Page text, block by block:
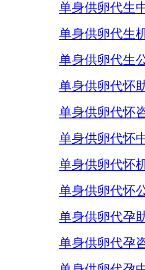
单身供卵代生
单身供卵代生
单身供卵代生
单身供卵代怀
单身供卵代怀
单身供卵代怀
单身供卵代怀
单身供卵代怀
单身供卵代孕
单身供卵代孕